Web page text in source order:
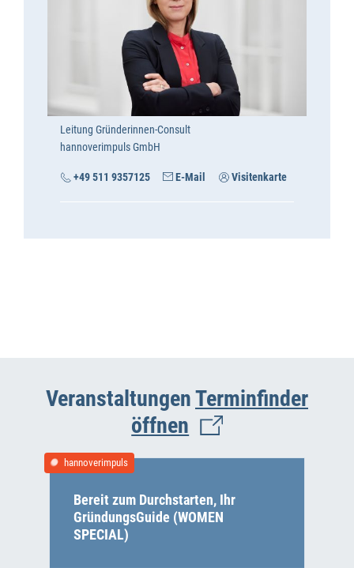
Leitung Gründerinnen-Consult
hannoverimpuls GmbH
+49 511 9357125 E-Mail Visitenkarte
VeranstaltungenTerminfinder
öffnen
hannoverimpuls
Bereit zum Durchstarten, Ihr
GründungsGuide (WOMEN
SPECIAL)